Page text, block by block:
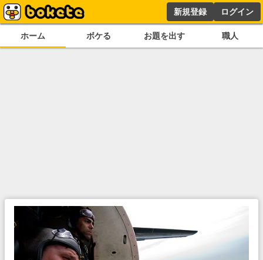
新規登録 ログイン
ホーム ボケる お題を出す 職人